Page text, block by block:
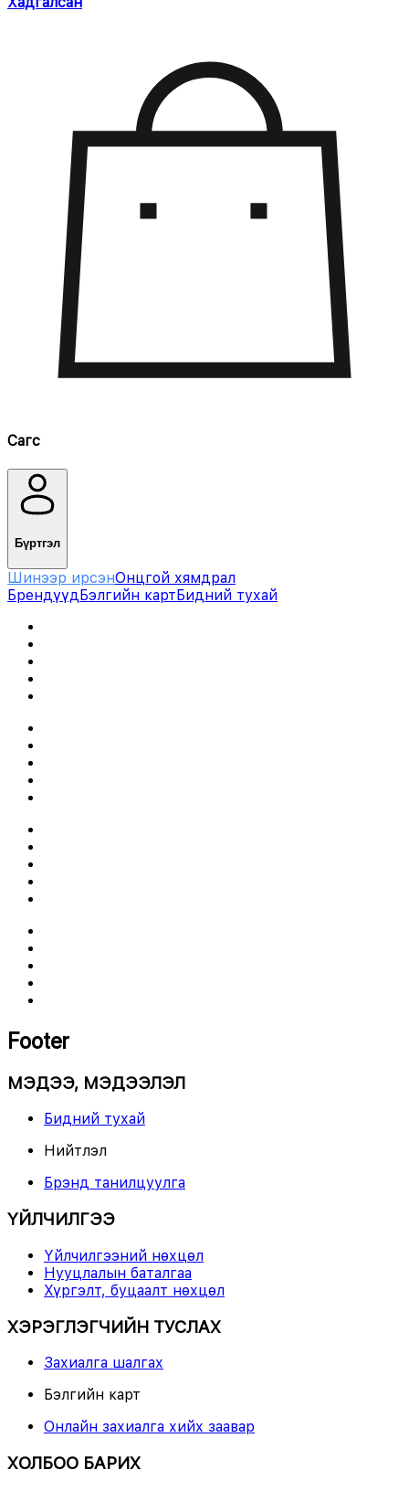
Сагс
Бүртгэл
Шинээр ирсэнОнцгой хямдрал
БрендүүдБэлгийн картБидний тухай
Footer
МЭДЭЭ, МЭДЭЭЛЭЛ
Бидний тухай
Нийтлэл
Брэнд танилцуулга
ҮЙЛЧИЛГЭЭ
Үйлчилгээний нөхцөл
Нууцлалын баталгаа
Хүргэлт, буцаалт нөхцөл
ХЭРЭГЛЭГЧИЙН ТУСЛАХ
Захиалга шалгах
Бэлгийн карт
Онлайн захиалга хийх заавар
ХОЛБОО БАРИХ